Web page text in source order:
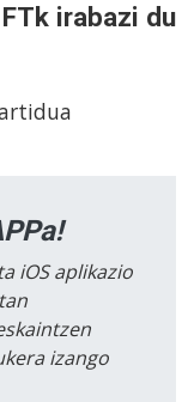
irabazi du
iOS aplikazio
izango